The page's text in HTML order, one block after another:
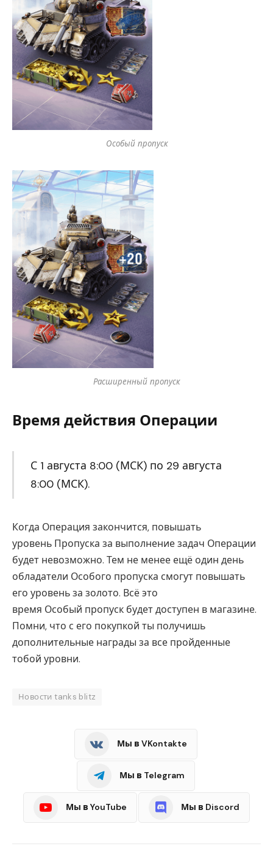
Особый пропуск
Расширенный пропуск
Время действия Операции
С 1 августа 8:00 (МСК) по 29 августа
8:00 (МСК).
Когда Операция закончится, повышать
уровень Пропуска за выполнение задач Операции
будет невозможно. Тем не менее ещё один день
обладатели Особого пропуска смогут повышать
его уровень за золото. Всё это
время Особый пропуск будет доступен в магазине.
Помни, что с его покупкой ты получишь
дополнительные награды за все пройденные
тобой уровни.
Новости tanks blitz
Мы в VKontakte
Мы в Telegram
Мы в YouTube Мы в Discord